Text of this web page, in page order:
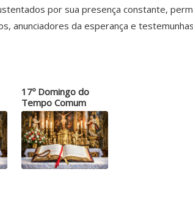
por sua presença constante,
anunciadores da esperança e
17º Domingo do
Tempo Comum